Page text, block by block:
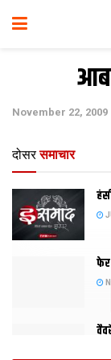
November 22, 2009
दोसर समाचार